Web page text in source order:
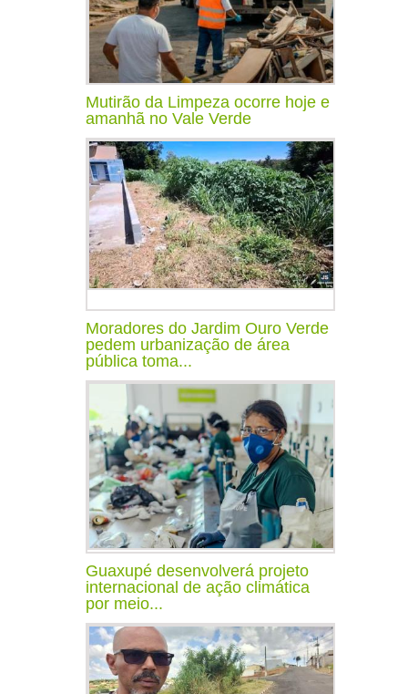
Mutirão da Limpeza ocorre hoje e
amanhã no Vale Verde
Moradores do Jardim Ouro Verde
pedem urbanização de área
pública toma...
Guaxupé desenvolverá projeto
internacional de ação climática
por meio...